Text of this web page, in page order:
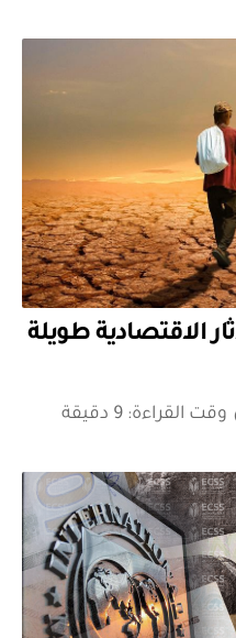
الاقتصادية طويلة
القراءة: 9 دقيقة